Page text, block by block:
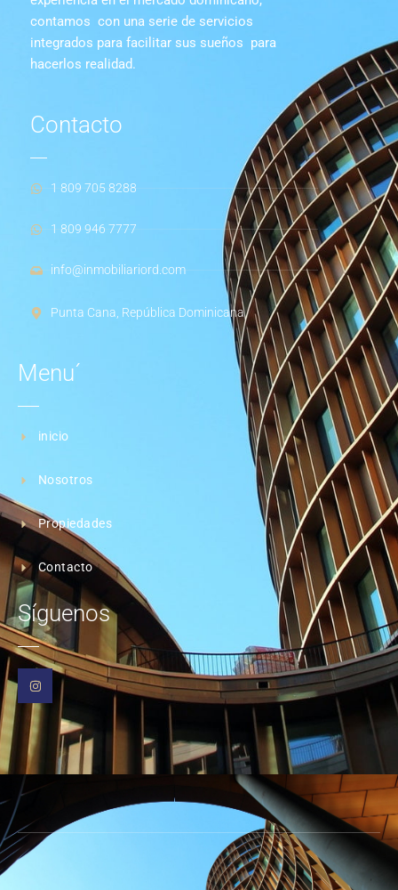
contamos con una serie de servicios
integrados para facilitar sus sueños para
hacerlos realidad.
Contacto
1 809 705 8288
1 809 946 7777
info@inmobiliariord.com
Punta Cana, República Dominicana
Menu´
inicio
Nosotros
Propiedades
Contacto
Síguenos